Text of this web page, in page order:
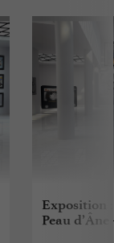
Exposition
Peau